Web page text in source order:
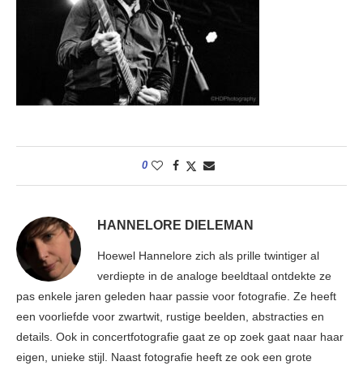
0
HANNELORE DIELEMAN
Hoewel Hannelore zich als prille twintiger al
verdiepte in de analoge beeldtaal ontdekte ze
pas enkele jaren geleden haar passie voor fotografie. Ze heeft
een voorliefde voor zwartwit, rustige beelden, abstracties en
details. Ook in concertfotografie gaat ze op zoek gaat naar haar
eigen, unieke stijl. Naast fotografie heeft ze ook een grote